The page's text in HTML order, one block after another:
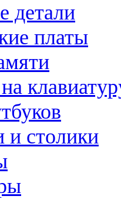
детали
платы
и столики